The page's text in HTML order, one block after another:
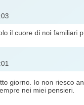
il cuore di noi familiari
giorno. Io non riesco
nei miei pensieri.